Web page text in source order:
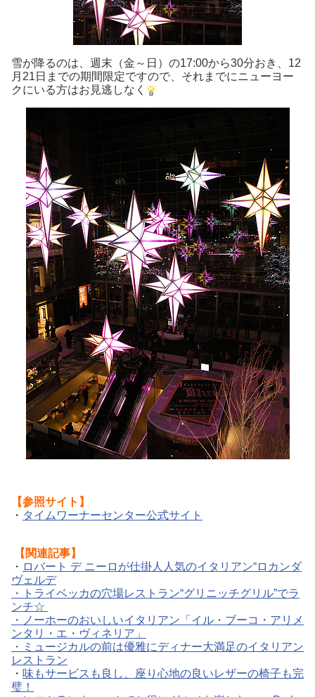
雪が降るのは、週末（金～日）の17:00から30分おき、12
月21日までの期間限定ですので、それまでにニューヨー
クにいる方はお見逃しなく
【参照サイト】
・ タイムワーナーセンター公式サイト
【関連記事】
・ ロバート デ ニーロが仕掛人人気のイタリアン“ロカンダ
ヴェルデ
・
トライベッカの穴場レストラン“グリニッチグリル”でラ
ンチ☆
・ ノーホーのおいしいイタリアン「イル・ブーコ・アリメ
ンタリ・エ・ヴィネリア」
・ ミュージカルの前は優雅にディナー大満足のイタリアン
レストラン
・ 味もサービスも良し、座り心地の良いレザーの椅子も完
璧！